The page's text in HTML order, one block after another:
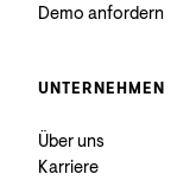
Demo anfordern
UNTERNEHMEN
Über uns
Karriere